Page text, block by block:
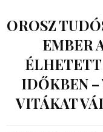
OROSZ
EMBER
IDŐKBEN –
VITÁKAT